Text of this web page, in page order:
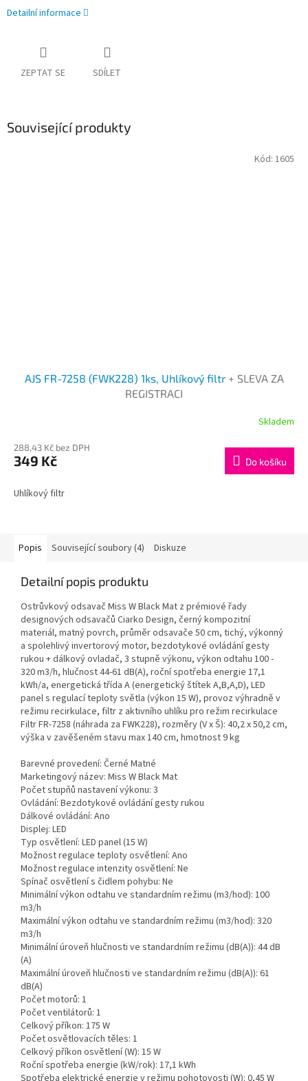
Detailní informace
ZEPTAT SE SDÍLET
Související produkty
AJS FR-7258 (FWK228) 1ks, Uhlíkový filtr + SLEVA ZA
REGISTRACI
Skladem
288,43 Kč bez DPH
349 Kč Do košíku
Uhlíkový filtr
Kód: 1605
Popis Související soubory (4) Diskuze
Detailní popis produktu
Ostrůvkový odsavač Miss W Black Mat z prémiové řady
designových odsavačů Ciarko Design, černý kompozitní
materiál, matný povrch, průměr odsavače 50 cm, tichý, výkonný
a spolehlivý invertorový motor, bezdotykové ovládání gesty
rukou + dálkový ovladač, 3 stupně výkonu, výkon odtahu 100 -
320 m3/h, hlučnost 44-61 dB(A), roční spotřeba energie 17,1
kWh/a, energetická třída A (energetický štítek A,B,A,D), LED
panel s regulací teploty světla (výkon 15 W), provoz výhradně v
režimu recirkulace, filtr z aktivního uhlíku pro režim recirkulace
Filtr FR-7258 (náhrada za FWK228), rozměry (V x Š): 40,2 x 50,2 cm,
výška v zavěšeném stavu max 140 cm, hmotnost 9 kg
Barevné provedení: Černé Matné
Marketingový název: Miss W Black Mat
Počet stupňů nastavení výkonu: 3
Ovládání: Bezdotykové ovládání gesty rukou
Dálkové ovládání: Ano
Displej: LED
Typ osvětlení: LED panel (15 W)
Možnost regulace teploty osvětlení: Ano
Možnost regulace intenzity osvětlení: Ne
Spínač osvětlení s čidlem pohybu: Ne
Minimální výkon odtahu ve standardním režimu (m3/hod): 100
m3/h
Maximální výkon odtahu ve standardním režimu (m3/hod): 320
m3/h
Minimální úroveň hlučnosti ve standardním režimu (dB(A)): 44 dB
(A)
Maximální úroveň hlučnosti ve standardním režimu (dB(A)): 61
dB(A)
Počet motorů: 1
Počet ventilátorů: 1
Celkový příkon: 175 W
Počet osvětlovacích těles: 1
Celkový příkon osvětlení (W): 15 W
Roční spotřeba energie (kW/rok): 17,1 kWh